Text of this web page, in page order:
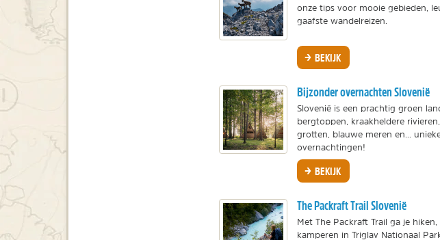
onze tips voor mooie gebieden,
gaafste wandelreizen.
BEKIJK
Bijzonder overnachten Slovenië
Slovenië is een prachtig groen
bergtoppen, kraakheldere
grotten, blauwe meren en...
overnachtingen!
BEKIJK
The Packraft Trail Slovenië
Met The Packraft Trail ga je
kamperen in Triglav Nationaal